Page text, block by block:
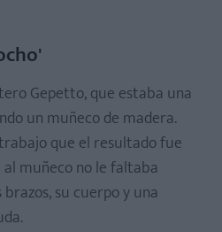
Gepetto, que estaba una
un muñeco de madera.
que el resultado fue
muñeco no le faltaba
su cuerpo y una